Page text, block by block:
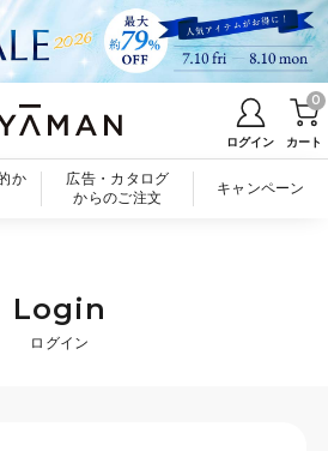
ログイン カート
0
か
広告・カタログ
からのご注文
キャンペーン
Login
ログイン